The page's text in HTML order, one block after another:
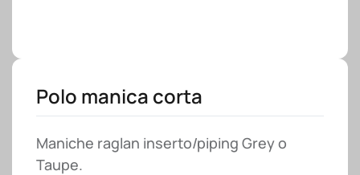
Polo manica corta
Maniche raglan inserto/piping Grey o
Taupe.